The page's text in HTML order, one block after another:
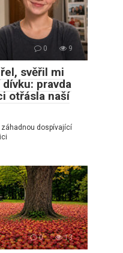
0 9
svěřil mi
pravda
otřásla naší
dospívající
0 13